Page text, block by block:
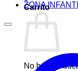
Carrito
No hay
ZONA